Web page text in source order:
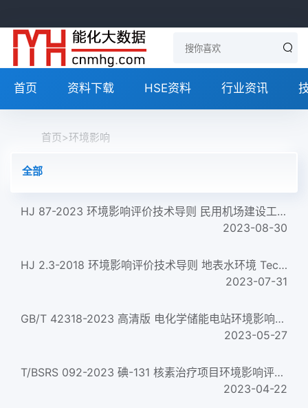
首页 资料下载 HSE资料 行业资讯
首页>环境影响
全部
HJ 87-2023 环境影响评价技术导则 民用机场建设工程
2023-08-30
HJ 2.3-2018 环境影响评价技术导则 地表水环境 Technical guidelines for environmental impact assessment&mdash;S...
2023-07-31
GB/T 42318-2023 高清版 电化学储能电站环境影响评价导则
2023-05-27
T/BSRS 092-2023 碘-131 核素治疗项目环境影响评价文件技术审评原则
2023-04-22